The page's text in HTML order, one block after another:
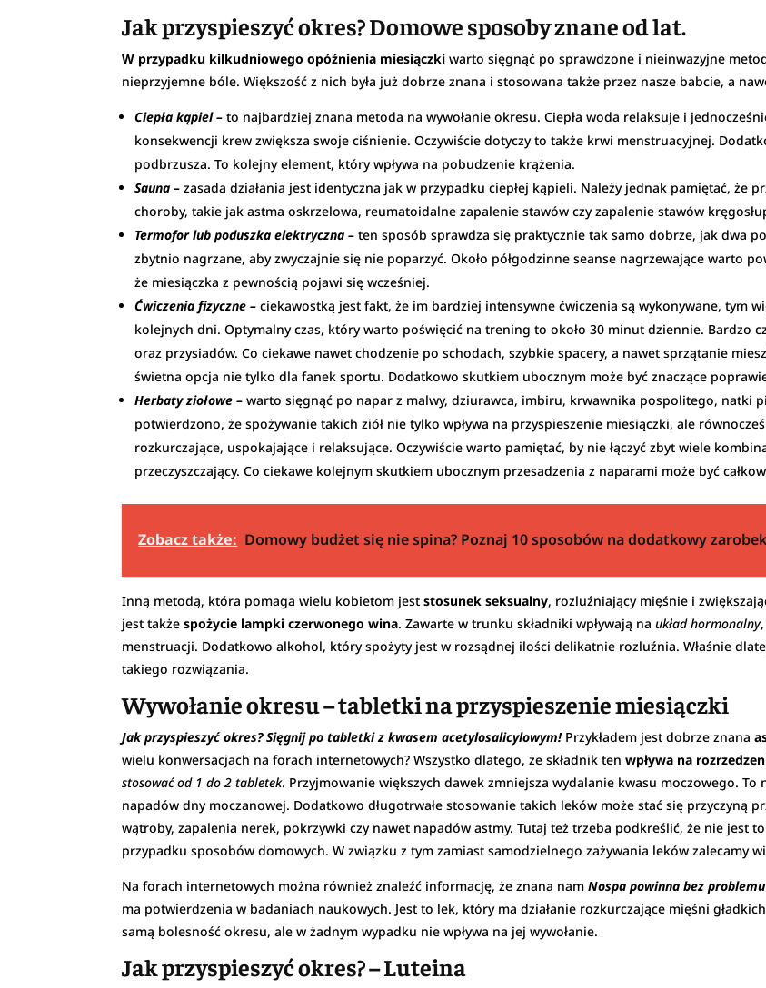
Jak przyspieszyć okres? Domowe sposoby znane od lat.
W przypadku kilkudniowego opóźnienia miesiączki warto sięgnąć po sprawdzone i nieinwazyjne
nieprzyjemne bóle. Większość z nich była już dobrze znana i stosowana także przez nasze babcie, a
Ciepła kąpiel – to najbardziej znana metoda na wywołanie okresu. Ciepła woda relaksuje i
konsekwencji krew zwiększa swoje ciśnienie. Oczywiście dotyczy to także krwi menstruacyjnej.
podbrzusza. To kolejny element, który wpływa na pobudzenie krążenia.
Sauna – zasada działania jest identyczna jak w przypadku ciepłej kąpieli. Należy jednak pamiętać, że
choroby, takie jak astma oskrzelowa, reumatoidalne zapalenie stawów czy zapalenie stawów
Termofor lub poduszka elektryczna – ten sposób sprawdza się praktycznie tak samo dobrze, jak dwa
zbytnio nagrzane, aby zwyczajnie się nie poparzyć. Około półgodzinne seanse nagrzewające warto
że miesiączka z pewnością pojawi się wcześniej.
Ćwiczenia fizyczne – ciekawostką jest fakt, że im bardziej intensywne ćwiczenia są wykonywane, tym
kolejnych dni. Optymalny czas, który warto poświęcić na trening to około 30 minut dziennie. Bardzo
oraz przysiadów. Co ciekawe nawet chodzenie po schodach, szybkie spacery, a nawet sprzątanie
świetna opcja nie tylko dla fanek sportu. Dodatkowo skutkiem ubocznym może być znaczące
Herbaty ziołowe – warto sięgnąć po napar z malwy, dziurawca, imbiru, krwawnika pospolitego, natki
potwierdzono, że spożywanie takich ziół nie tylko wpływa na przyspieszenie miesiączki, ale
rozkurczające, uspokajające i relaksujące. Oczywiście warto pamiętać, by nie łączyć zbyt wiele
przeczyszczający. Co ciekawe kolejnym skutkiem ubocznym przesadzenia z naparami może być
Zobacz także: Domowy budżet się nie spina? Poznaj 10 sposobów na dodatkowy zarobek
Inną metodą, która pomaga wielu kobietom jeststosunek seksualny, rozluźniający mięśnie i
jest takżespożycie lampki czerwonego wina. Zawarte w trunku składniki wpływają naukład hormonalny
menstruacji. Dodatkowo alkohol, który spożyty jest w rozsądnej ilości delikatnie rozluźnia. Właśnie
takiego rozwiązania.
Wywołanie okresu – tabletki na przyspieszenie miesiączki
Jak przyspieszyć okres? Sięgnij po tabletki z kwasem acetylosalicylowym! Przykładem jest dobrze znana
wielu konwersacjach na forach internetowych? Wszystko dlatego, że składnik tenwpływa na
stosować od 1 do 2 tabletek. Przyjmowanie większych dawek zmniejsza wydalanie kwasu moczowego.
napadów dny moczanowej. Dodatkowo długotrwałe stosowanie takich leków może stać się przyczyną
wątroby, zapalenia nerek, pokrzywki czy nawet napadów astmy. Tutaj też trzeba podkreślić, że nie jest
przypadku sposobów domowych. W związku z tym zamiast samodzielnego zażywania leków zalecamy
Na forach internetowych można również znaleźć informację, że znana namNospa powinna bez
ma potwierdzenia w badaniach naukowych. Jest to lek, który ma działanie rozkurczające mięśni
samą bolesność okresu, ale w żadnym wypadku nie wpływa na jej wywołanie.
Jak przyspieszyć okres? – Luteina